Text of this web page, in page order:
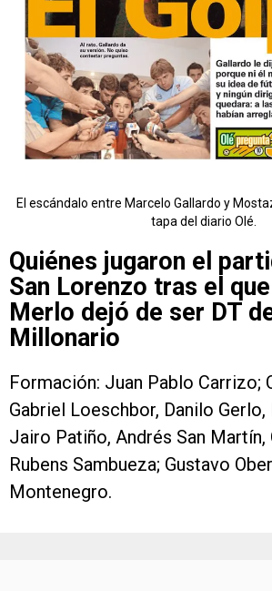
El escándalo entre Marcelo Gallardo y
tapa del diario Olé.
Quiénes jugaron el
San Lorenzo tras el
Merlo dejó de ser DT
Millonario
Formación: Juan Pablo Carrizo;
Gabriel Loeschbor, Danilo
Jairo Patiño, Andrés San Martín,
Rubens Sambueza; Gustavo
Montenegro.